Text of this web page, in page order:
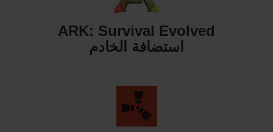
ARK: Survival Evolved
استضافة الخادم